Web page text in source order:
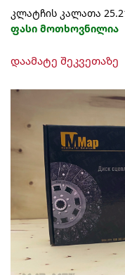
კლატჩის კალათა
ფასი მოთხოვნილია
დაამატე შეკვეთაზე